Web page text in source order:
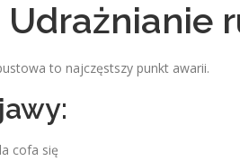
Udrażnianie
to najczęstszy punkt awarii.
cofa się